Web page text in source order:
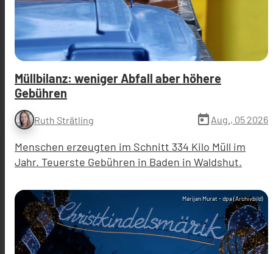
Müllbilanz: weniger Abfall aber höhere
Gebühren
Ruth Strätling today Aug., 05 2026
Menschen erzeugten im Schnitt 334 Kilo Müll im
Jahr. Teuerste Gebühren in Baden in Waldshut.
Marijan Murat - dpa (Archivbild)